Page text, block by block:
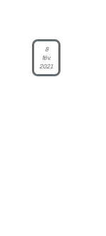
8
fév.
2021